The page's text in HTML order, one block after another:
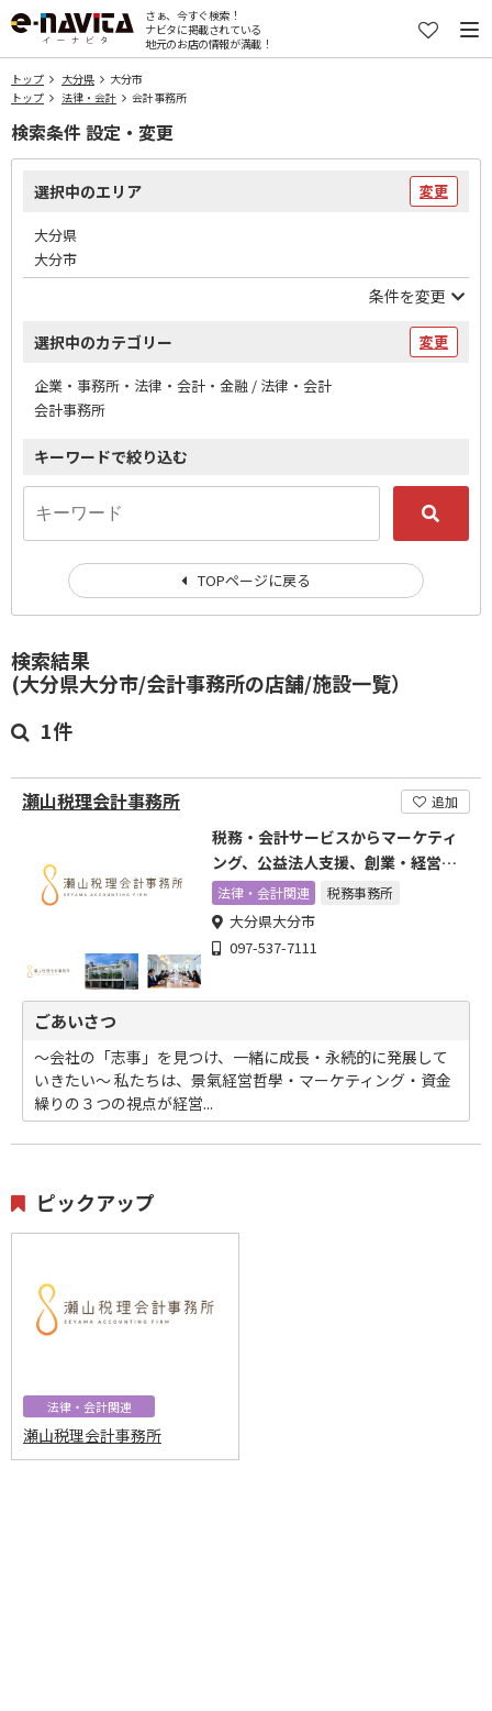
さぁ、今すぐ検索！
ナビタに掲載されている
地元のお店の情報が満載！
トップ 大分県
大分市
トップ
法律・会計 会計事務所
検索結果
(大分県大分市/会計事務所の店舗/施設一覧）
1件
瀬山税理会計事務所 追加
税務・会計サービスからマーケティ
ング、公益法人支援、創業・経営改
革まで
法律・会計関連 税務事務所
大分県大分市
097-537-7111
ごあいさつ
～会社の「志事」を見つけ、一緒に成長・永続的に発展して
いきたい～ 私たちは、景氣経営哲學・マーケティング・資金
繰りの３つの視点が経営...
ピックアップ
法律・会計関連
瀬山税理会計事務所
検索条件 設定・変更
選択中のエリア 変更
大分県
大分市
条件を変更
選択中のカテゴリー 変更
企業・事務所・法律・会計・金融 / 法律・会計
会計事務所
キーワードで絞り込む
TOPページに戻る